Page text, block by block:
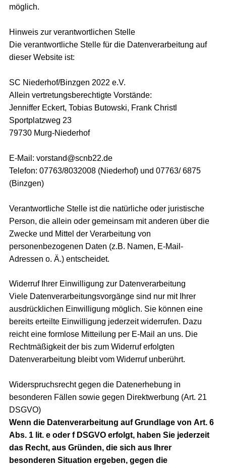
möglich.
Hinweis zur verantwortlichen Stelle
Die verantwortliche Stelle für die Datenverarbeitung auf
dieser Website ist:
SC Niederhof/Binzgen 2022 e.V.
Allein vertretungsberechtigte Vorstände:
Jenniffer Eckert, Tobias Butowski, Frank Christl
Sportplatzweg 23
79730 Murg-Niederhof
E-Mail: vorstand@scnb22.de
Telefon: 07763/8032008 (Niederhof) und 07763/ 6875
(Binzgen)
Verantwortliche Stelle ist die natürliche oder juristische
Person, die allein oder gemeinsam mit anderen über die
Zwecke und Mittel der Verarbeitung von
personenbezogenen Daten (z.B. Namen, E-Mail-
Adressen o. Ä.) entscheidet.
Widerruf Ihrer Einwilligung zur Datenverarbeitung
Viele Datenverarbeitungsvorgänge sind nur mit Ihrer
ausdrücklichen Einwilligung möglich. Sie können eine
bereits erteilte Einwilligung jederzeit widerrufen. Dazu
reicht eine formlose Mitteilung per E-Mail an uns. Die
Rechtmäßigkeit der bis zum Widerruf erfolgten
Datenverarbeitung bleibt vom Widerruf unberührt.
Widerspruchsrecht gegen die Datenerhebung in
besonderen Fällen sowie gegen Direktwerbung (Art. 21
DSGVO)
Wenn die Datenverarbeitung auf Grundlage von Art. 6
Abs. 1 lit. e oder f DSGVO erfolgt, haben Sie jederzeit
das Recht, aus Gründen, die sich aus Ihrer
besonderen Situation ergeben, gegen die